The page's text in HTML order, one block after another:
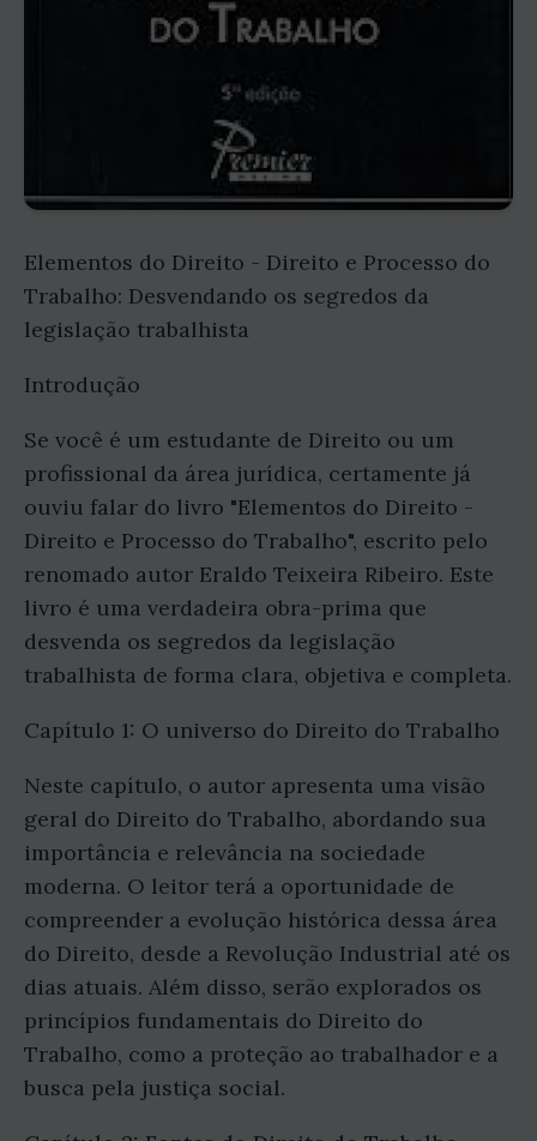
Elementos do Direito - Direito e Processo do
Trabalho: Desvendando os segredos da
legislação trabalhista
Introdução
Se você é um estudante de Direito ou um
profissional da área jurídica, certamente já
ouviu falar do livro "Elementos do Direito -
Direito e Processo do Trabalho", escrito pelo
renomado autor Eraldo Teixeira Ribeiro. Este
livro é uma verdadeira obra-prima que
desvenda os segredos da legislação
trabalhista de forma clara, objetiva e completa.
Capítulo 1: O universo do Direito do Trabalho
Neste capítulo, o autor apresenta uma visão
geral do Direito do Trabalho, abordando sua
importância e relevância na sociedade
moderna. O leitor terá a oportunidade de
compreender a evolução histórica dessa área
do Direito, desde a Revolução Industrial até os
dias atuais. Além disso, serão explorados os
princípios fundamentais do Direito do
Trabalho, como a proteção ao trabalhador e a
busca pela justiça social.